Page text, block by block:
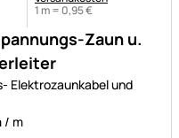
Zaun u.
Elektrozaunkabel und
/ m
1 m = 0,95€